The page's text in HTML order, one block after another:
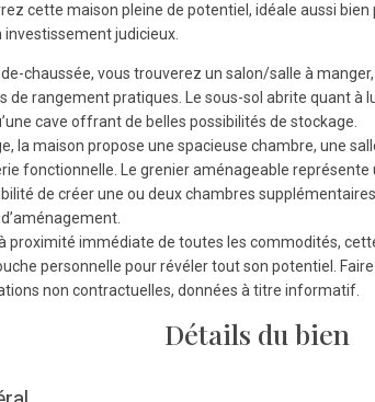
cette maison pleine de potentiel, idéale aussi
investissement judicieux.
chaussée, vous trouverez un salon/salle à
de rangement pratiques. Le sous-sol abrite quant à
cave offrant de belles possibilités de stockage.
la maison propose une spacieuse chambre, une
fonctionnelle. Le grenier aménageable
de créer une ou deux chambres
proximité immédiate de toutes les commodités,
personnelle pour révéler tout son potentiel.
non contractuelles, données à titre informatif.
Détails du bien